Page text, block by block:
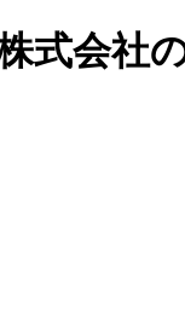
式会社